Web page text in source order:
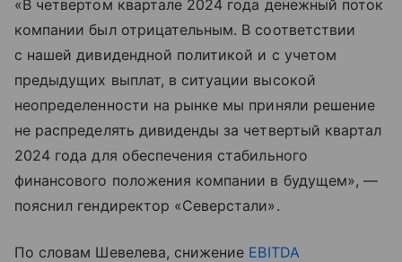
«В четвертом квартале 2024 года денежный поток
компании был отрицательным. В соответствии
с нашей дивидендной политикой и с учетом
предыдущих выплат, в ситуации высокой
неопределенности на рынке мы приняли решение
не распределять дивиденды за четвертый квартал
2024 года для обеспечения стабильного
финансового положения компании в будущем», —
пояснил гендиректор «Северстали».
По словам Шевелева, снижение EBITDA